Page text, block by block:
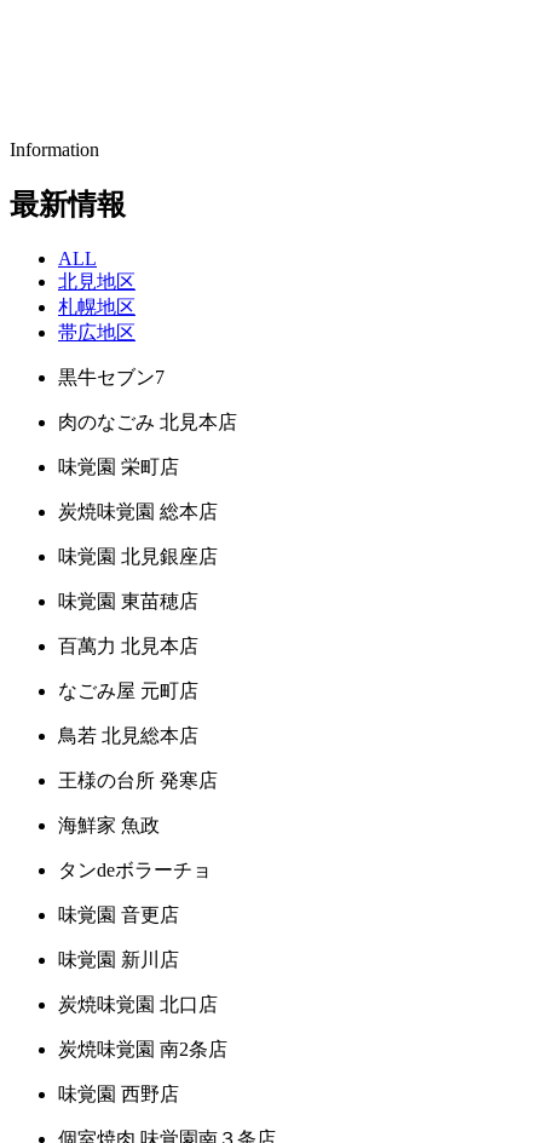
Information
最新情報
ALL
北見地区
札幌地区
帯広地区
黒牛セブン7
肉のなごみ 北見本店
味覚園 栄町店
炭焼味覚園 総本店
味覚園 北見銀座店
味覚園 東苗穂店
百萬力 北見本店
なごみ屋 元町店
鳥若 北見総本店
王様の台所 発寒店
海鮮家 魚政
タンdeボラーチョ
味覚園 音更店
味覚園 新川店
炭焼味覚園 北口店
炭焼味覚園 南2条店
味覚園 西野店